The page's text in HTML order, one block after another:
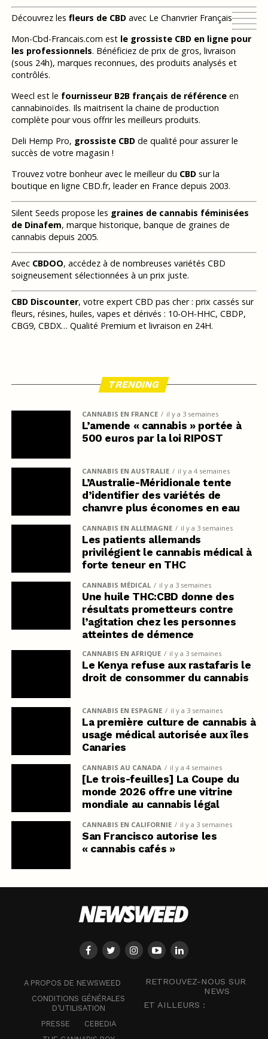
Découvrez les fleurs de CBDavec Le Chanvrier Français
Mon-Cbd-Francais.com est le grossiste CBD en ligne pour
les professionnels. Bénéficiez de prix de gros, livraison
(sous 24h), marques reconnues, des produits analysés et
contrôlés.
Weecl est le fournisseur B2B français de référenceen
cannabinoïdes. Ils maitrisent la chaine de production
complète pour vous offrir les meilleurs produits.
Deli Hemp Pro, grossiste CBDde qualité pour assurer le
succès de votre magasin !
Trouvez votre bonheur avec le meilleur du CBDsur la
boutique en ligne CBD.fr, leader en France depuis 2003.
Silent Seeds propose les graines de cannabis féminisées
de Dinafem, marque historique, banque de graines de
cannabis depuis 2005.
Avec CBDOO, accédez à de nombreuses variétés CBD
soigneusement sélectionnées à un prix juste.
CBD Discounter, votre expert CBD pas cher : prix cassés sur
fleurs, résines, huiles, vapes et dérivés : 10-OH-HHC, CBDP,
CBG9, CBDX… Qualité Premium et livraison en 24H.
TRENDING
CANNABIS EN FRANCE il y a 3 semaines
L’amende « cannabis » portée à
500 euros par la loi RIPOST
CANNABIS EN AUSTRALIE il y a 4 semaines
L’Australie-Méridionale tente
d’identifier des variétés de
chanvre plus économes en eau
CANNABIS EN ALLEMAGNE il y a 3 semaines
Les patients allemands
privilégient le cannabis médical à
forte teneur en THC
CANNABIS MÉDICAL il y a 3 semaines
Une huile THC:CBD donne des
résultats prometteurs contre
l’agitation chez les personnes
atteintes de démence
CANNABIS EN AFRIQUE il y a 3 semaines
Le Kenya refuse aux rastafaris le
droit de consommer du cannabis
CANNABIS EN ESPAGNE il y a 3 semaines
La première culture de cannabis à
usage médical autorisée aux îles
Canaries
CANNABIS AU CANADA il y a 4 semaines
[Le trois-feuilles] La Coupe du
monde 2026 offre une vitrine
mondiale au cannabis légal
CANNABIS EN CALIFORNIE il y a 3 semaines
San Francisco autorise les
« cannabis cafés »
A PROPOS DE NEWSWEED
CONDITIONS GÉNÉRALES
D’UTILISATION
PRESSE
CEBEDIA
RETROUVEZ-NOUS SUR
NEWS
ET AILLEURS :